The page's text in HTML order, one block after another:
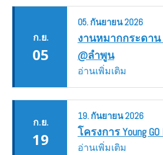
ก.ย.
05
05. กันยายน2026
งานหมากกระดาน
@ลำพูน
อ่านเพิ่มเติม
ก.ย.
19
19. กันยายน2026
โครงการ Young
อ่านเพิ่มเติม